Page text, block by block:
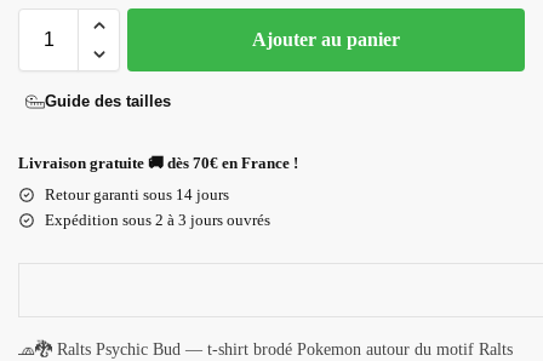
Ajouter au panier
Guide des tailles
Livraison gratuite 🚚 dès 70€ en France !
Retour garanti sous 14 jours
Expédition sous 2 à 3 jours ouvrés
🧢🐉 Ralts Psychic Bud — t-shirt brodé Pokemon autour du motif Ralts